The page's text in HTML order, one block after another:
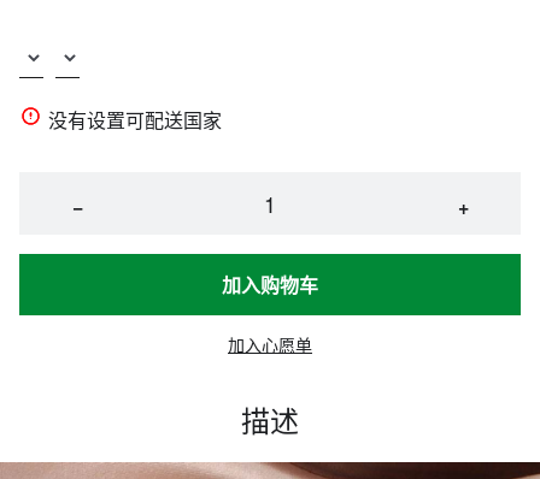
没有设置可配送国家
− +
加入购物车
加入心愿单
描述